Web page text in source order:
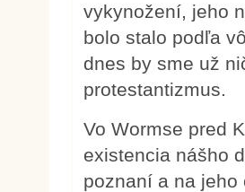
vykynožení, jeho
bolo stalo podľa
dnes by sme už
protestantizmus.
Vo Wormse pred
existencia nášho
poznaní a na